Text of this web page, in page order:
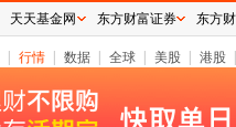
| 行情 | 数据 | 全球 | 美股 | 港股
天天基金网 东方财富证券 东方